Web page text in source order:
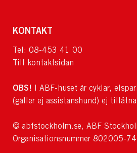
KONTAKT
Tel: 08-453 41 00
Till kontaktsidan
OBS!
I ABF-huset är cyklar,
(gäller ej assistanshund) ej
© abfstockholm.se, ABF
Organisationsnummer 802005-